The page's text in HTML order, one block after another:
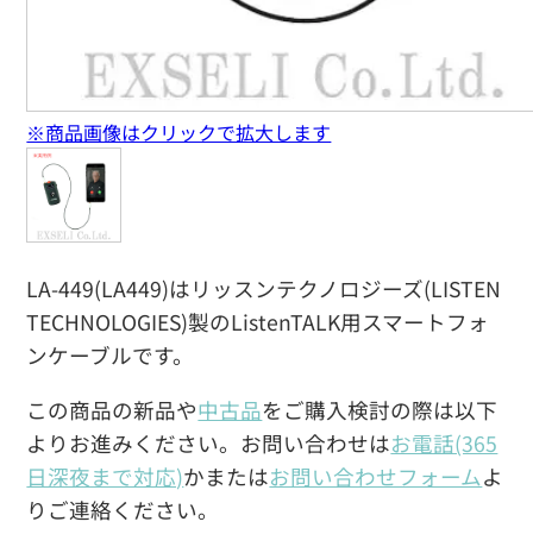
LA-449(LA449)はリッスンテクノロジーズ(LISTEN
TECHNOLOGIES)製のListenTALK用スマートフォ
ンケーブルです。
この商品の新品や中古品をご購入検討の際は以下
よりお進みください。お問い合わせはお電話(365
日深夜まで対応)かまたはお問い合わせフォームよ
りご連絡ください。
※商品画像はクリックで拡大します